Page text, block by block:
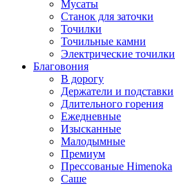
Мусаты
Станок для заточки
Точилки
Точильные камни
Электрические точилки
Благовония
В дорогу
Держатели и подставки
Длительного горения
Ежедневные
Изысканные
Малодымные
Премиум
Прессованые Himenoka
Саше